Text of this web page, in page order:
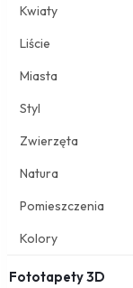
Kwiaty
Liście
Miasta
Styl
Zwierzęta
Natura
Pomieszczenia
Kolory
Fototapety 3D